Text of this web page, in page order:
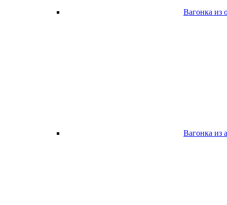
Вагонка из
Вагонка из